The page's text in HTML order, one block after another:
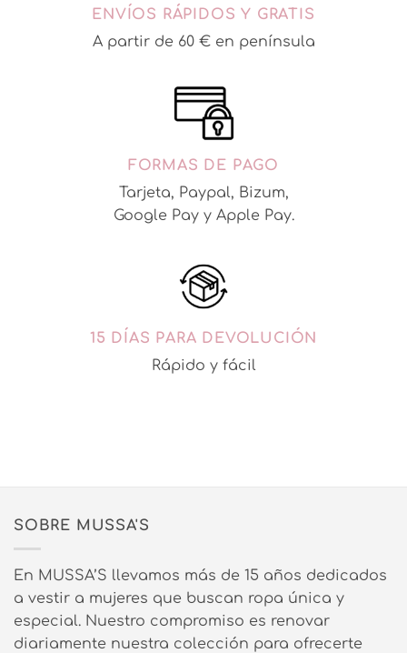
ENVÍOS RÁPIDOS Y GRATIS
A partir de 60 € en península
FORMAS DE PAGO
Tarjeta, Paypal, Bizum,
Google Pay y Apple Pay.
15 DÍAS PARA DEVOLUCIÓN
Rápido y fácil
SOBRE MUSSA'S
En MUSSA’S llevamos más de 15 años dedicados
a vestir a mujeres que buscan ropa única y
especial. Nuestro compromiso es renovar
diariamente nuestra colección para ofrecerte